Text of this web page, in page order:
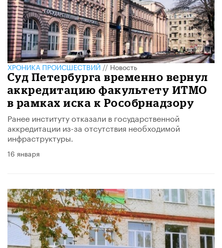
ХРОНИКА ПРОИСШЕСТВИЙ//Новость
Суд Петербурга временно вернул
аккредитацию факультету ИТМО
в рамках иска к Рособрнадзору
Ранее институту отказали в государственной
аккредитации из-за отсутствия необходимой
инфраструктуры.
16 января